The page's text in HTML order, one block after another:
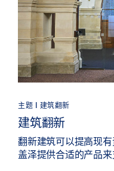
主题 | 建筑翻新
建筑翻新
翻新建筑可以提高现有
盖泽提供合适的产品来